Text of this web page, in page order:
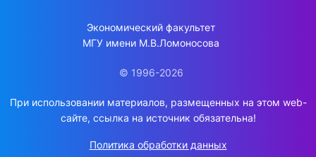
Экономический факультет
МГУ имени М.В.Ломоносова
© 1996-2026
При использовании материалов, размещенных на этом web-
сайте, ссылка на источник обязательна!
Политика обработки данных